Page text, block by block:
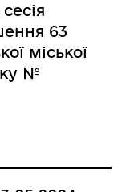
63
міської
№